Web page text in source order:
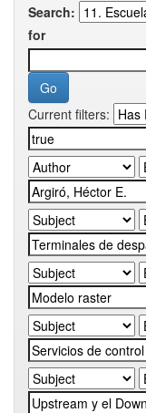
Search:
for
Current filters: